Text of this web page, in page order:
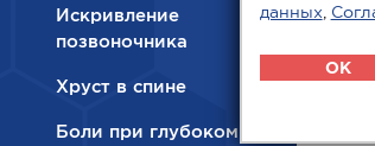
Искривление
позвоночника
Хруст в спине
Боли при глубоком
данных
OK